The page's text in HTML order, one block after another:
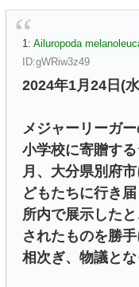
1: Ailuropoda
ID:gWRiw3z49
2024年1月24日(
メジャーリーガ
小学校に寄贈す
月、大分県別府
どもたちに行き
所内で展示した
されたものを勝
相次ぎ、物議とな